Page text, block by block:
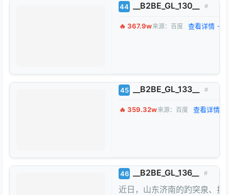
44 __B2BE_GL_130__ #
🔥 367.9w来源：百度 查看详情 →
45 __B2BE_GL_133__ #
🔥 359.32w来源：百度 查看详情 →
46 __B2BE_GL_136__ #
近日，山东济南的趵突泉、护